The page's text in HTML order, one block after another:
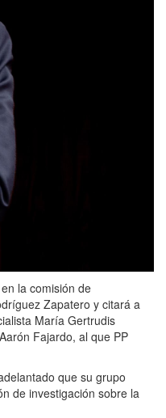
la comisión de
Zapatero y citará a
María Gertrudis
Fajardo, al que PP
que su grupo
de investigación sobre la